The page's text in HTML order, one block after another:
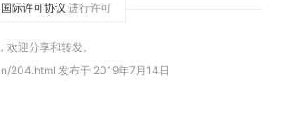
际许可协议 进行许可
欢迎分享和转发。
204.html 发布于 2019年7月14日